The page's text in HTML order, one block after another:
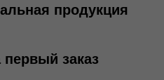
продукция
первый заказ